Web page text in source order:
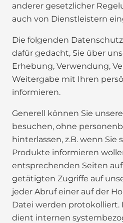
anderer gesetzlicher
auch von Dienstleistern
Die folgenden
dafür gedacht, Sie über
Erhebung, Verwendung,
Weitergabe mit Ihren
informieren.
Generell können Sie
besuchen, ohne
hinterlassen, z.B. wenn Sie
Produkte informieren
entsprechenden Seiten
getätigten Zugriffe auf
jeder Abruf einer auf der
Datei werden protokolliert.
dient internen